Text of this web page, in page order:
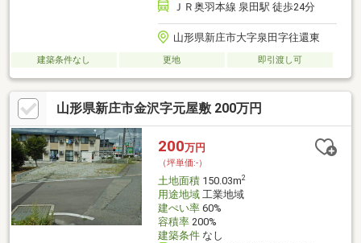
ＪＲ奥羽本線 泉田駅 徒歩24分
山形県新庄市大字泉田字往還東
建築条件なし 更地 即引渡し可
山形県新庄市金沢字元屋敷 200万円
200万円
（坪単価:-）
土地面積150.03m2
用途地域工業地域
建ぺい率60%
容積率200%
建築条件なし